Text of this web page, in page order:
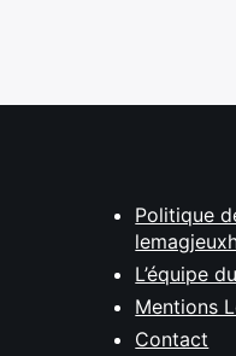
Politique
L’équipe
Mentions
Contact